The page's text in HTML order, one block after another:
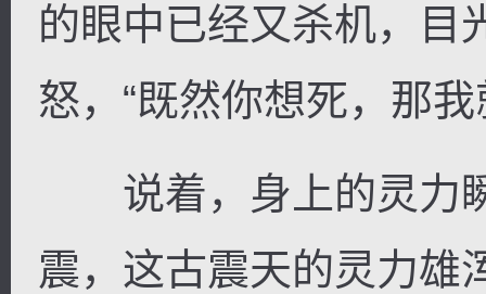
的眼中已经又杀机，目
怒，“既然你想死，那
说着，身上的灵力
震，这古震天的灵力雄